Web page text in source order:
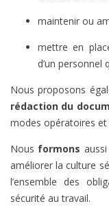
maintenir ou
mettre en
d’un personnel
Nous proposons
rédaction du
modes opératoires
Nous formons
améliorer la culture
l’ensemble des
sécurité au travail.